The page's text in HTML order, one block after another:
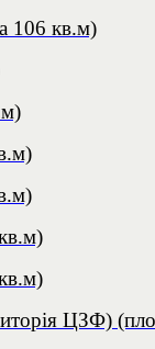
106 кв.м)
ЦЗФ)